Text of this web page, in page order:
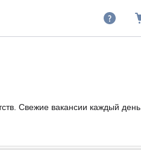
Свежие вакансии каждый день.